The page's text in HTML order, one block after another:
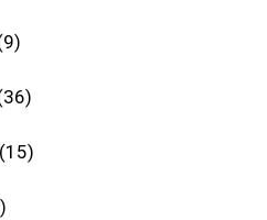
9
36
15